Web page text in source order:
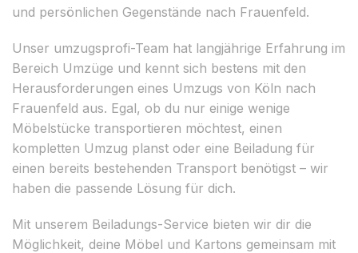
und persönlichen Gegenstände nach Frauenfeld.
Unser umzugsprofi-Team hat langjährige Erfahrung im
Bereich Umzüge und kennt sich bestens mit den
Herausforderungen eines Umzugs von Köln nach
Frauenfeld aus. Egal, ob du nur einige wenige
Möbelstücke transportieren möchtest, einen
kompletten Umzug planst oder eine Beiladung für
einen bereits bestehenden Transport benötigst – wir
haben die passende Lösung für dich.
Mit unserem Beiladungs-Service bieten wir dir die
Möglichkeit, deine Möbel und Kartons gemeinsam mit